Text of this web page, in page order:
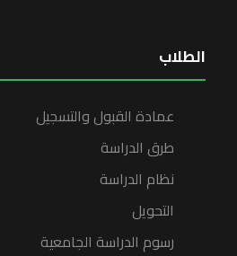
الطلاب
عمادة القبول والتسجيل
طرق الدراسة
نظام الدراسة
التحويل
رسوم الدراسة الجامعية